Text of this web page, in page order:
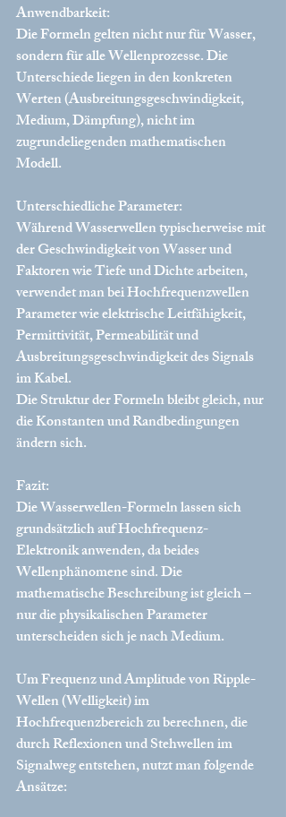
Anwendbarkeit:
Die Formeln gelten nicht nur für Wasser,
sondern für alle Wellenprozesse. Die
Unterschiede liegen in den konkreten
Werten (Ausbreitungsgeschwindigkeit,
Medium, Dämpfung), nicht im
zugrundeliegenden mathematischen
Modell.
Unterschiedliche Parameter:
Während Wasserwellen typischerweise mit
der Geschwindigkeit von Wasser und
Faktoren wie Tiefe und Dichte arbeiten,
verwendet man bei Hochfrequenzwellen
Parameter wie elektrische Leitfähigkeit,
Permittivität, Permeabilität und
Ausbreitungsgeschwindigkeit des Signals
im Kabel.
Die Struktur der Formeln bleibt gleich, nur
die Konstanten und Randbedingungen
ändern sich.
Fazit:
Die Wasserwellen-Formeln lassen sich
grundsätzlich auf Hochfrequenz-
Elektronik anwenden, da beides
Wellenphänomene sind. Die
mathematische Beschreibung ist gleich –
nur die physikalischen Parameter
unterscheiden sich je nach Medium.
Um Frequenz und Amplitude von Ripple-
Wellen (Welligkeit) im
Hochfrequenzbereich zu berechnen, die
durch Reflexionen und Stehwellen im
Signalweg entstehen, nutzt man folgende
Ansätze: